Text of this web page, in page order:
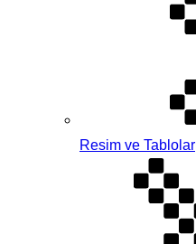
Resim ve Tablolar